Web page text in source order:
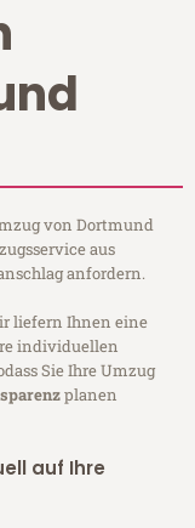
von Dortmund
aus
anfordern.
liefern Ihnen eine
individuellen
Sie Ihre Umzug
planen
auf Ihre